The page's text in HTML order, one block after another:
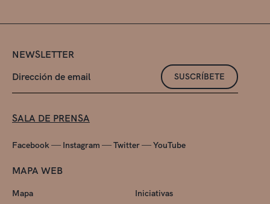
NEWSLETTER
SUSCRÍBETE
SALA DE PRENSA
Facebook— Instagram —Twitter—YouTube
MAPA WEB
Mapa
Iniciativas